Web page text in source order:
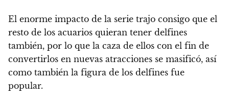
El enorme impacto de la serie trajo consigo que el
resto de los acuarios quieran tener delfines
también, por lo que la caza de ellos con el fin de
convertirlos en nuevas atracciones se masificó, así
como también la figura de los delfines fue
popular.